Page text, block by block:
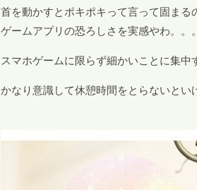
首を動かすとポキポキって言って固まる
ゲームアプリの恐ろしさを実感やわ。。。
スマホゲームに限らず細かいことに集中
かなり意識して休憩時間をとらないとい